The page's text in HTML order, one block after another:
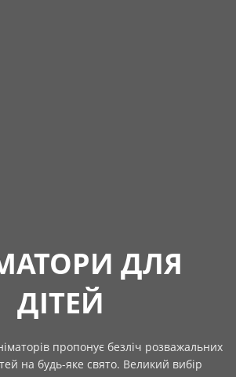
ДЛЯ
ДІТЕЙ
пропонує безліч розважальних
на будь-яке свято. Великий вибір